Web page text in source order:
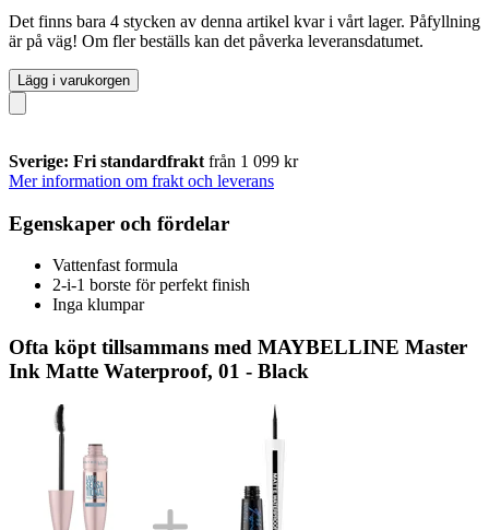
Det finns bara 4 stycken av denna artikel kvar i vårt lager. Påfyllning
är på väg! Om fler beställs kan det påverka leveransdatumet.
Lägg i varukorgen
Sverige: Fri standardfrakt från 1 099 kr
Mer information om frakt och leverans
Egenskaper och fördelar
Vattenfast formula
2-i-1 borste för perfekt finish
Inga klumpar
Ofta köpt tillsammans med MAYBELLINE Master
Ink Matte Waterproof, 01 - Black